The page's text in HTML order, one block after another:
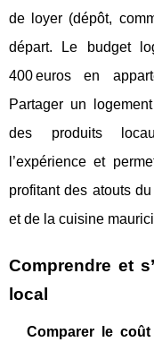
de loyer (dépôt,
départ. Le budget
400 euros en
Partager un
des produits
l’expérience et
profitant des atouts
et de la cuisine
Comprendre et
local
Comparer le